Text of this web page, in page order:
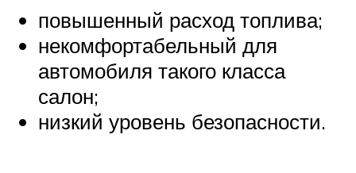
повышенный расход топлива;
некомфортабельный для
автомобиля такого класса
салон;
низкий уровень безопасности.